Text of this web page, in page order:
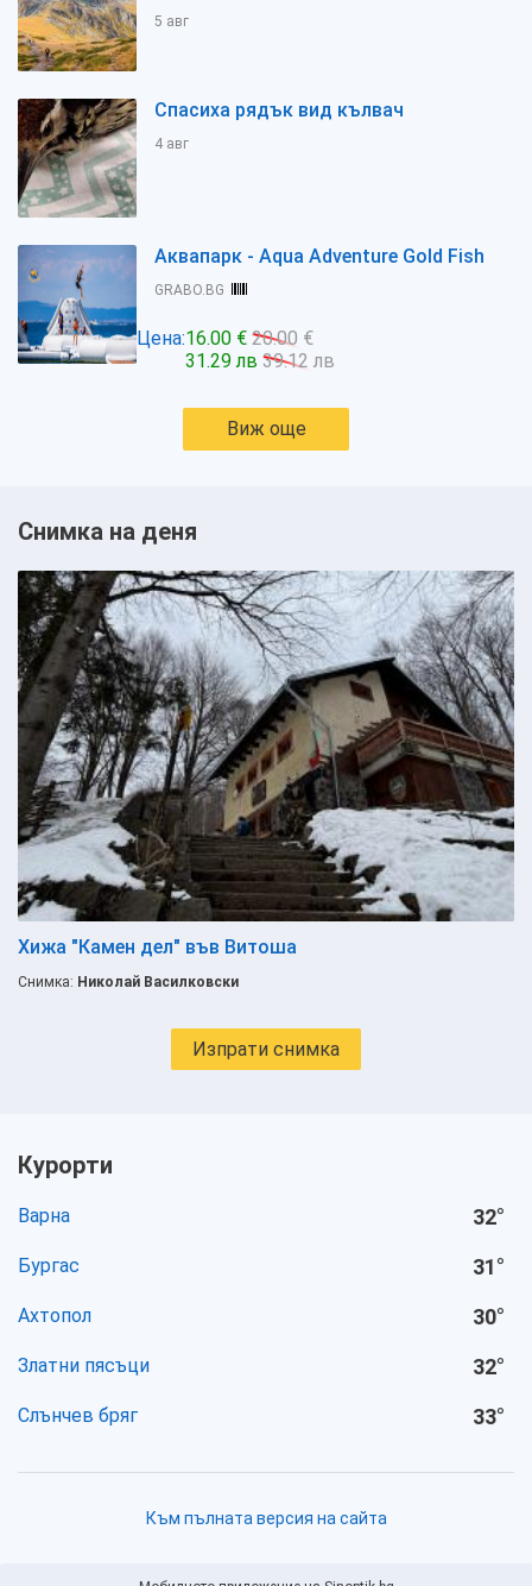
5 авг
Спасиха рядък вид кълвач
4 авг
Аквапарк - Aqua Adventure Gold Fish
GRABO.BG
Цена:16.00 € 20.00 €
31.29 лв 39.12 лв
Виж още
Снимка на деня
Хижа "Камен дел" във Витоша
Снимка: Николай Василковски
Изпрати снимка
Курорти
Варна 32°
Бургас 31°
Ахтопол 30°
Златни пясъци 32°
Слънчев бряг 33°
Към пълната версия на сайта